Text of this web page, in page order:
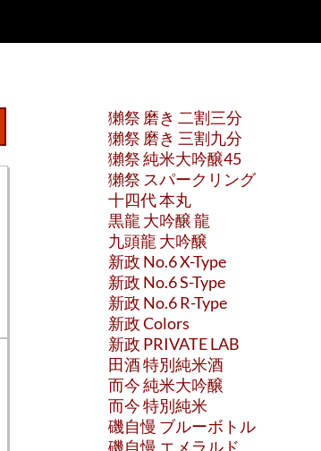
獺祭 磨き 二割三分
獺祭 磨き 三割九分
獺祭 純米大吟醸45
獺祭 スパークリング
十四代 本丸
黒龍 大吟醸 龍
九頭龍 大吟醸
新政 No.6 X-Type
新政 No.6 S-Type
新政 No.6 R-Type
新政 Colors
新政 PRIVATE LAB
田酒 特別純米酒
而今 純米大吟醸
而今 特別純米
磯自慢 ブルーボトル
磯自慢 エメラルド